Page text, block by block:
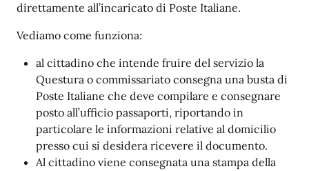
direttamente all’incaricato di Poste Italiane.
Vediamo come funziona:
al cittadino che intende fruire del servizio la
Questura o commissariato consegna una busta di
Poste Italiane che deve compilare e consegnare
posto all’ufficio passaporti, riportando in
particolare le informazioni relative al domicilio
presso cui si desidera ricevere il documento.
Al cittadino viene consegnata una stampa della